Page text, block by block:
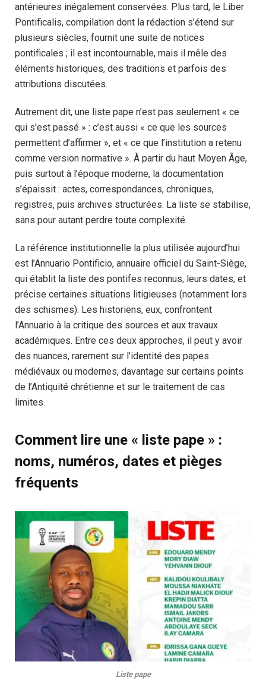
antérieures inégalement conservées. Plus tard, le Liber
Pontificalis, compilation dont la rédaction s’étend sur
plusieurs siècles, fournit une suite de notices
pontificales ; il est incontournable, mais il mêle des
éléments historiques, des traditions et parfois des
attributions discutées.
Autrement dit, une liste pape n’est pas seulement « ce
qui s’est passé » : c’est aussi « ce que les sources
permettent d’affirmer », et « ce que l’institution a retenu
comme version normative ». À partir du haut Moyen Âge,
puis surtout à l’époque moderne, la documentation
s’épaissit : actes, correspondances, chroniques,
registres, puis archives structurées. La liste se stabilise,
sans pour autant perdre toute complexité.
La référence institutionnelle la plus utilisée aujourd’hui
est l’Annuario Pontificio, annuaire officiel du Saint-Siège,
qui établit la liste des pontifes reconnus, leurs dates, et
précise certaines situations litigieuses (notamment lors
des schismes). Les historiens, eux, confrontent
l’Annuario à la critique des sources et aux travaux
académiques. Entre ces deux approches, il peut y avoir
des nuances, rarement sur l’identité des papes
médiévaux ou modernes, davantage sur certains points
de l’Antiquité chrétienne et sur le traitement de cas
limites.
Comment lire une « liste pape » :
noms, numéros, dates et pièges
fréquents
Liste pape